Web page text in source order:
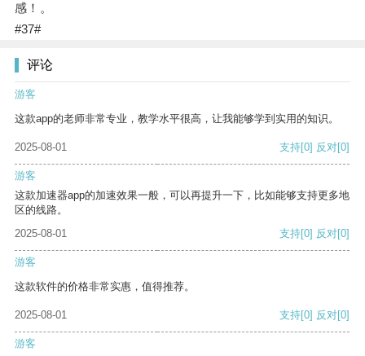
感！。
#37#
评论
游客
这款app的老师非常专业，教学水平很高，让我能够学到实用的知识。
2025-08-01 支持[0] 反对[0]
游客
这款加速器app的加速效果一般，可以再提升一下，比如能够支持更多地
区的线路。
2025-08-01
支持[0] 反对[0]
游客
这款软件的价格非常实惠，值得推荐。
2025-08-01 支持[0] 反对[0]
游客